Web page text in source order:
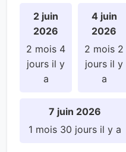
2 juin
2026
2 mois 4
jours il y
a
4 juin
2026
2 mois 2
jours il y
a
7 juin 2026
1 mois 30 jours il y a